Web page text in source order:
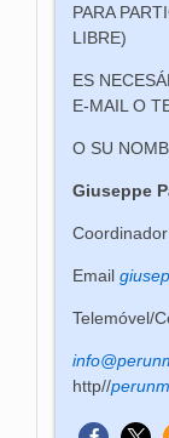
PARA
LIBRE)
ES
E-MAIL O
O SU
Giuseppe
Email
Telemóvel/
http//